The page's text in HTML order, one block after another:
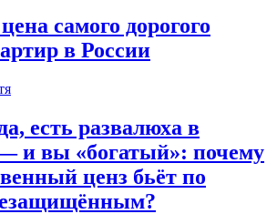
самого дорогого
в России
есть развалюха в
и вы «богатый»: почему
ценз бьёт по